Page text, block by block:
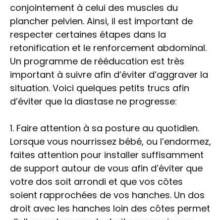
conjointement à celui des muscles du
plancher pelvien. Ainsi, il est important de
respecter certaines étapes dans la
retonification et le renforcement abdominal.
Un programme de rééducation est très
important à suivre afin d’éviter d’aggraver la
situation. Voici quelques petits trucs afin
d’éviter que la diastase ne progresse:
1. Faire attention à sa posture au quotidien.
Lorsque vous nourrissez bébé, ou l’endormez,
faites attention pour installer suffisamment
de support autour de vous afin d’éviter que
votre dos soit arrondi et que vos côtes
soient rapprochées de vos hanches. Un dos
droit avec les hanches loin des côtes permet